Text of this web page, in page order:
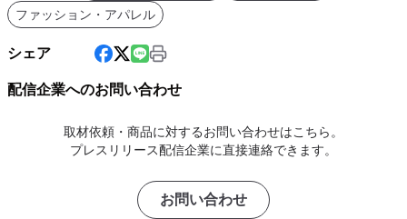
ファッション・アパレル
シェア
配信企業へのお問い合わせ
取材依頼・商品に対するお問い合わせはこちら。
プレスリリース配信企業に直接連絡できます。
お問い合わせ